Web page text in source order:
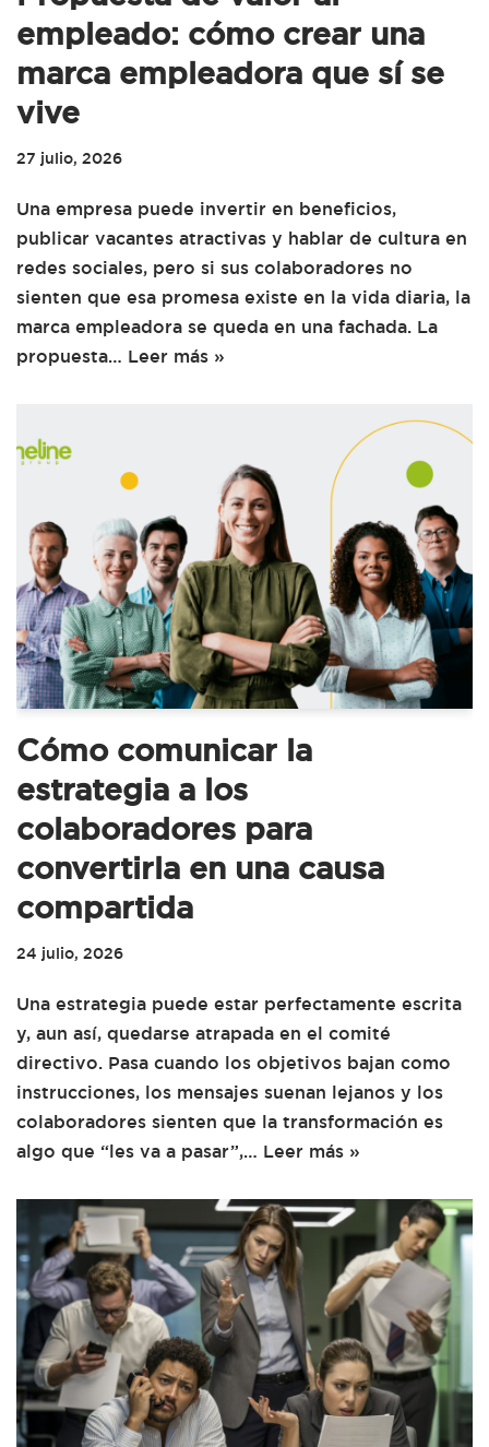
empleado: cómo crear una
marca empleadora que sí se
vive
27 julio, 2026
Una empresa puede invertir en beneficios,
publicar vacantes atractivas y hablar de cultura en
redes sociales, pero si sus colaboradores no
sienten que esa promesa existe en la vida diaria, la
marca empleadora se queda en una fachada. La
propuesta… Leer más »
Cómo comunicar la
estrategia a los
colaboradores para
convertirla en una causa
compartida
24 julio, 2026
Una estrategia puede estar perfectamente escrita
y, aun así, quedarse atrapada en el comité
directivo. Pasa cuando los objetivos bajan como
instrucciones, los mensajes suenan lejanos y los
colaboradores sienten que la transformación es
algo que “les va a pasar”,… Leer más »